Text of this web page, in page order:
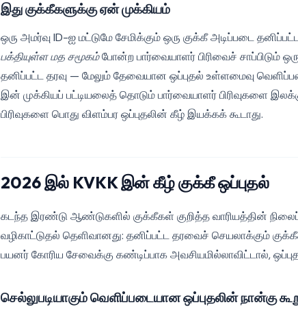
இது குக்கீகளுக்கு ஏன் முக்கியம்
ஒரு அமர்வு ID-ஐ மட்டுமே சேமிக்கும் ஒரு குக்கீ அடிப்படை
பக்தியுள்ள மத சமூகம்போன்ற பார்வையாளர் பிரிவைச் சாப்பிடும்
தனிப்பட்ட தரவு — மேலும் தேவையான ஒப்புதல் உள்ளமைவு
இன் முக்கியப் பட்டியலைத் தொடும் பார்வையாளர் பிரிவுகளை
பிரிவுகளை பொது விளம்பர ஒப்புதலின் கீழ் இயக்கக் கூடாது.
2026 இல் KVKK இன் கீழ் குக்கீ ஒப்புதல்
கடந்த இரண்டு ஆண்டுகளில் குக்கீகள் குறித்த வாரியத்தின்
வழிகாட்டுதல் தெளிவானது: தனிப்பட்ட தரவைச் செயலாக்கும்
பயனர் கோரிய சேவைக்கு கண்டிப்பாக அவசியமில்லாவிட்டால்,
செல்லுபடியாகும் வெளிப்படையான ஒப்புதலின் நான்கு